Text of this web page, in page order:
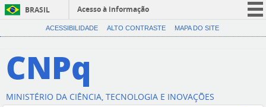
BRASIL
Acesso à informação
CORONAVÍRUS (COVID-19)
Canais
ACESSIBILIDADE ALTO CONTRASTE MAPA DO SITE
CNPq
MINISTÉRIO DA CIÊNCIA, TECNOLOGIA E INOVAÇÕES